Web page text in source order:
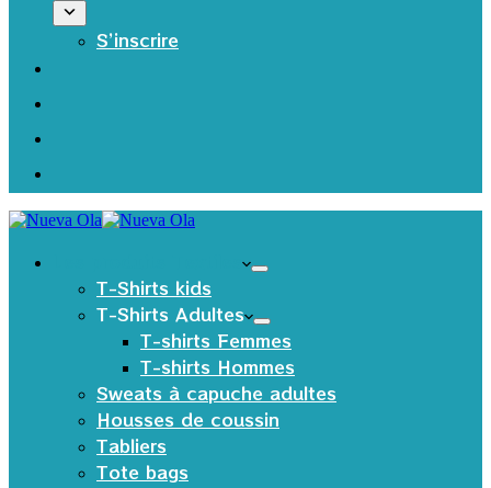
S’inscrire
T-Shirts kids
T-Shirts Adultes
T-shirts Femmes
T-shirts Hommes
Sweats à capuche adultes
Housses de coussin
Tabliers
Tote bags